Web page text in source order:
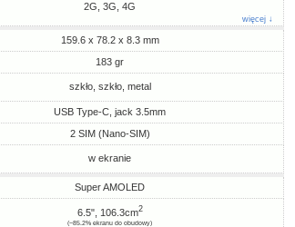
2G, 3G, 4G
więcej ↓
159.6 x 78.2 x 8.3 mm
183 gr
szkło, szkło, metal
USB Type-C, jack 3.5mm
2 SIM (Nano-SIM)
w ekranie
Super AMOLED
6.5", 106.3cm2
(~85.2% ekranu do obudowy)